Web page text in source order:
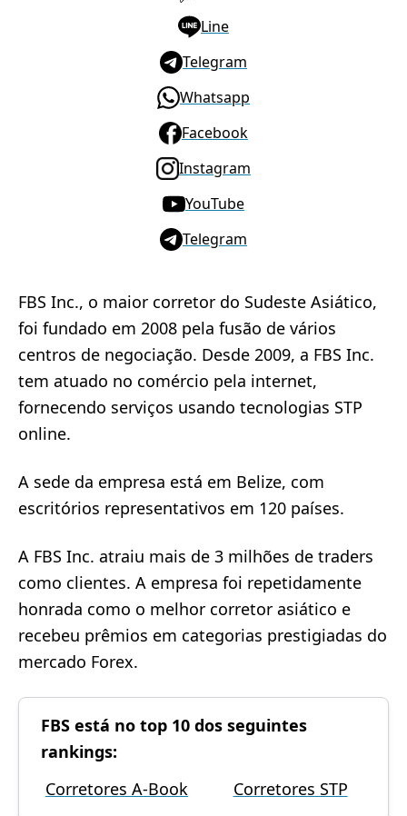
Line
Telegram
Whatsapp
Facebook
Instagram
YouTube
Telegram
FBS Inc., o maior corretor do Sudeste Asiático,
foi fundado em 2008 pela fusão de vários
centros de negociação. Desde 2009, a FBS Inc.
tem atuado no comércio pela internet,
fornecendo serviços usando tecnologias STP
online.
A sede da empresa está em Belize, com
escritórios representativos em 120 países.
A FBS Inc. atraiu mais de 3 milhões de traders
como clientes. A empresa foi repetidamente
honrada como o melhor corretor asiático e
recebeu prêmios em categorias prestigiadas do
mercado Forex.
FBS está no top 10 dos seguintes
rankings:
Corretores A-Book
Corretores STP